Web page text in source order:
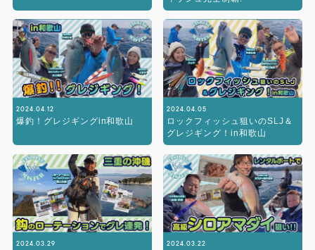
2024.04.12
爆釣！グレジギングin和歌山
2024.04.05
ロックフィッシュ狙いのSLJ＆
グレジギング！in和歌山
2024.03.29 2024.03.22